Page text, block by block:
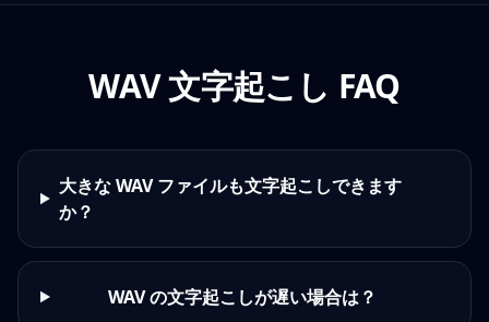
WAV 文字起こし FAQ
大きな WAV ファイルも文字起こしできます
か？
WAV の文字起こしが遅い場合は？